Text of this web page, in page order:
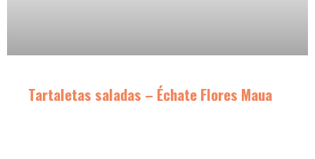
Tartaletas saladas – Échate Flores Maua